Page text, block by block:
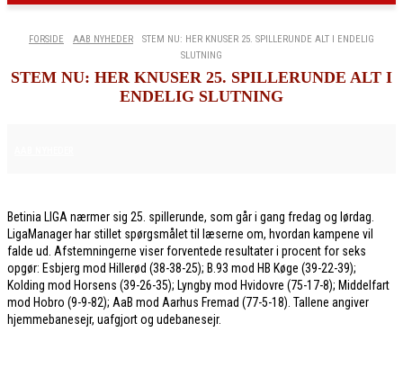
FORSIDE AAB NYHEDER
STEM NU: HER KNUSER 25. SPILLERUNDE ALT I ENDELIG
SLUTNING
STEM NU: HER KNUSER 25. SPILLERUNDE ALT I
ENDELIG SLUTNING
Betinia LIGA nærmer sig 25. spillerunde, som går i gang fredag og lørdag.
LigaManager har stillet spørgsmålet til læserne om, hvordan kampene vil
falde ud. Afstemningerne viser forventede resultater i procent for seks
opgør: Esbjerg mod Hillerød (38-38-25); B.93 mod HB Køge (39-22-39);
Kolding mod Horsens (39-26-35); Lyngby mod Hvidovre (75-17-8); Middelfart
mod Hobro (9-9-82); AaB mod Aarhus Fremad (77-5-18). Tallene angiver
hjemmebanesejr, uafgjort og udebanesejr.